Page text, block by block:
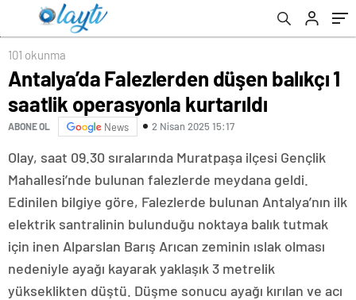
101 okunma
Antalya’da Falezlerden düşen balıkçı 1
saatlik operasyonla kurtarıldı
ABONE OL News 2 Nisan 2025 15:17
Olay, saat 09.30 sıralarında Muratpaşa ilçesi Gençlik
Mahallesi’nde bulunan falezlerde meydana geldi.
Edinilen bilgiye göre, Falezlerde bulunan Antalya’nın ilk
elektrik santralinin bulunduğu noktaya balık tutmak
için inen Alparslan Barış Arıcan zeminin ıslak olması
nedeniyle ayağı kayarak yaklaşık 3 metrelik
yükseklikten düştü. Düşme sonucu ayağı kırılan ve acı